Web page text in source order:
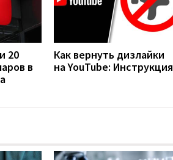
20
в
Как вернуть дизлайки
на YouTube: Инструкция